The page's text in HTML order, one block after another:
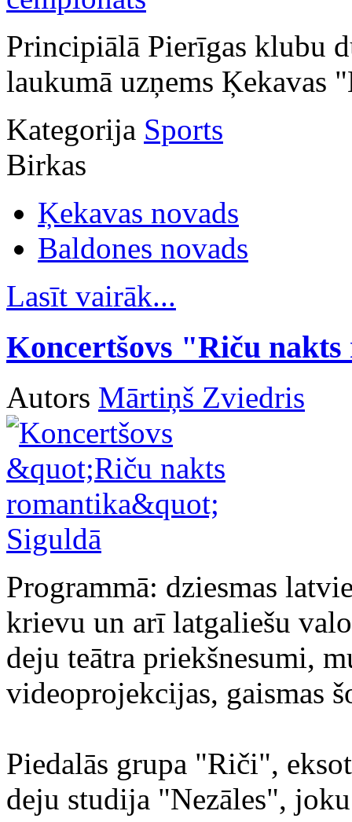
Principiālā Pierīgas klubu
laukumā uzņems
Kategorija Sports
Birkas
Ķekavas novads
Baldones novads
Lasīt vairāk...
Koncertšovs "Riču
Autors Mārtiņš Zviedris
Programmā: dziesmas
krievu un arī latgaliešu
deju teātra priekšnesumi,
videoprojekcijas, gaismas
Piedalās grupa "Riči",
deju studija "Nezāles",